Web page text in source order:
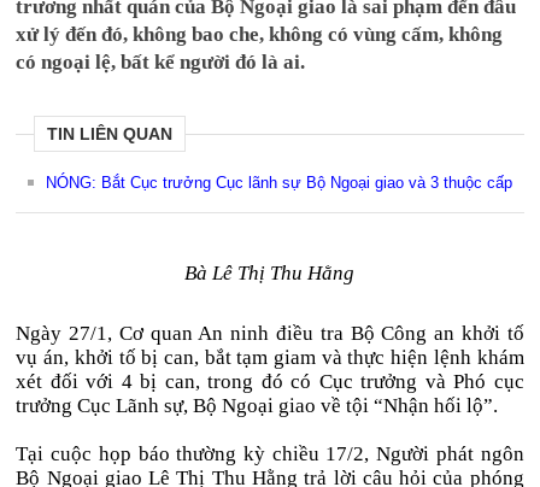
trương nhất quán của Bộ Ngoại giao là sai phạm đến đâu
xử lý đến đó, không bao che, không có vùng cấm, không
có ngoại lệ, bất kể người đó là ai.
TIN LIÊN QUAN
NÓNG: Bắt Cục trưởng Cục lãnh sự Bộ Ngoại giao và 3 thuộc cấp
Bà Lê Thị Thu Hằng
Ngày 27/1, Cơ quan An ninh điều tra Bộ Công an khởi tố
vụ án, khởi tố bị can, bắt tạm giam và thực hiện lệnh khám
xét đối với 4 bị can, trong đó có Cục trưởng và Phó cục
trưởng Cục Lãnh sự, Bộ Ngoại giao về tội “Nhận hối lộ”.
Tại cuộc họp báo thường kỳ chiều 17/2, Người phát ngôn
Bộ Ngoại giao Lê Thị Thu Hằng trả lời câu hỏi của phóng